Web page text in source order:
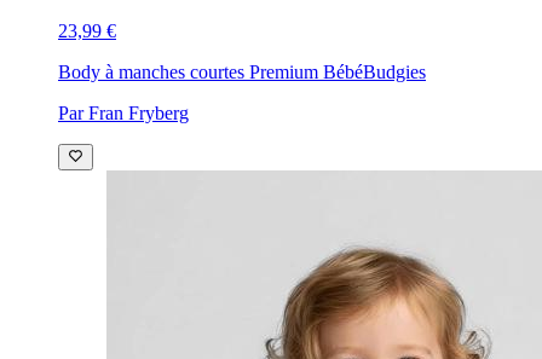
23,99 €
Body à manches courtes Premium BébéBudgies
Par Fran Fryberg